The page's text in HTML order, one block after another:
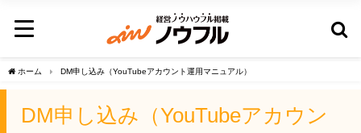
ホーム DM申し込み（YouTubeアカウント運用マニュアル）
DM申し込み（YouTubeアカウン